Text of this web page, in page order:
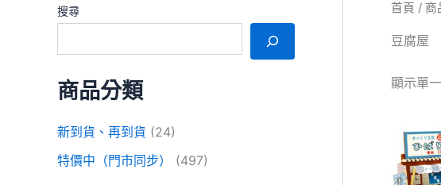
搜尋
商品分類
新到貨、再到貨 (24)
特價中（門市同步）
(497)
首頁 / 商
豆腐屋
顯示單